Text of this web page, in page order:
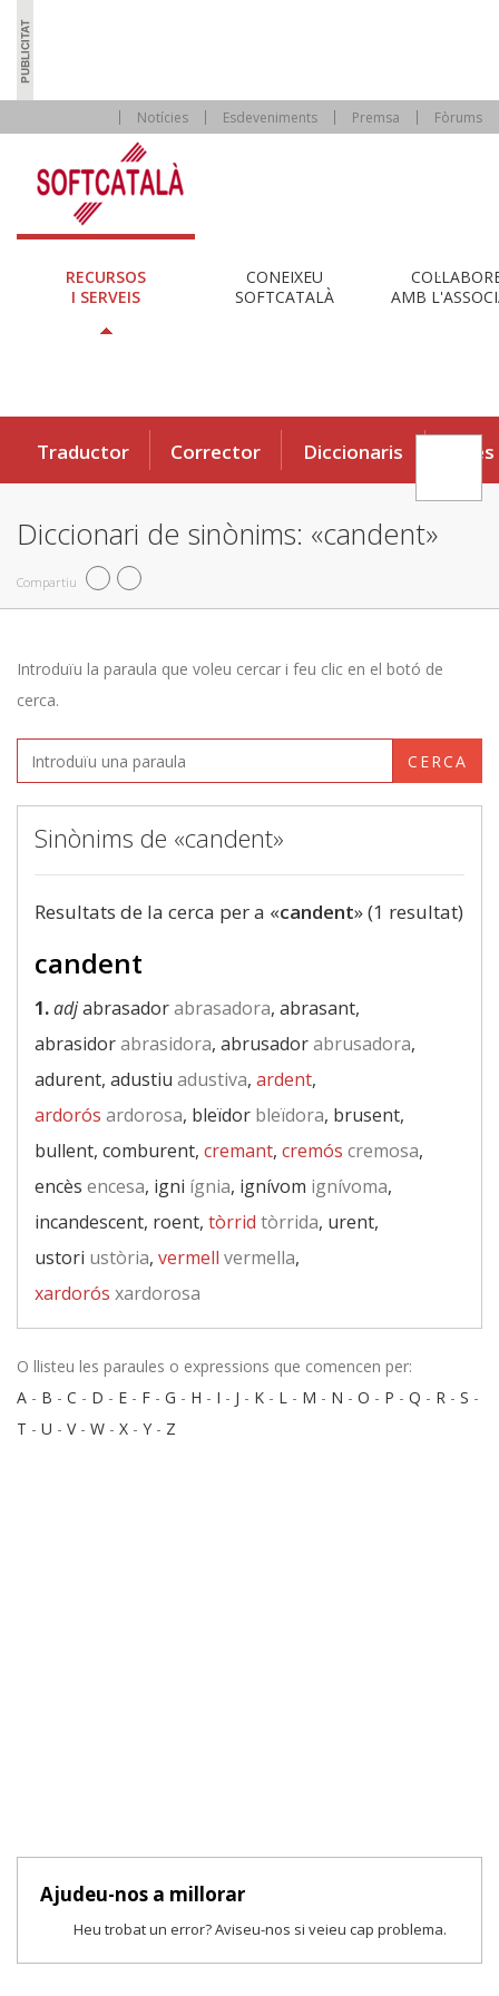
Notícies Esdeveniments Premsa Fòrums
RECURSOS
I SERVEIS
CONEIXEU
SOFTCATALÀ
AMB
Traductor Corrector Diccionaris Eines
Diccionari de sinònims: «candent»
Compartiu
Introduïu la paraula que voleu cercar i feu clic en el botó de
cerca.
CERCA
Sinònims de «candent»
Resultats de la cerca per a «candent» (1 resultat)
candent
1.adjabrasadorabrasadora, abrasant,
abrasidorabrasidora, abrusadorabrusadora,
adurent, adustiu adustiva, ardent,
ardorós ardorosa, bleïdor bleïdora, brusent,
bullent, comburent, cremant, cremós cremosa,
encès encesa, igni ígnia, ignívom ignívoma,
incandescent, roent, tòrrid tòrrida, urent,
ustori ustòria, vermell vermella,
xardorós xardorosa
O llisteu les paraules o expressions que comencen per:
A - B - C - D - E - F - G - H - I - J - K - L - M - N - O - P - Q - R - S -
T - U - V- W - X - Y - Z
Ajudeu-nos a millorar
Heu trobat un error? Aviseu-nos si veieu cap problema.